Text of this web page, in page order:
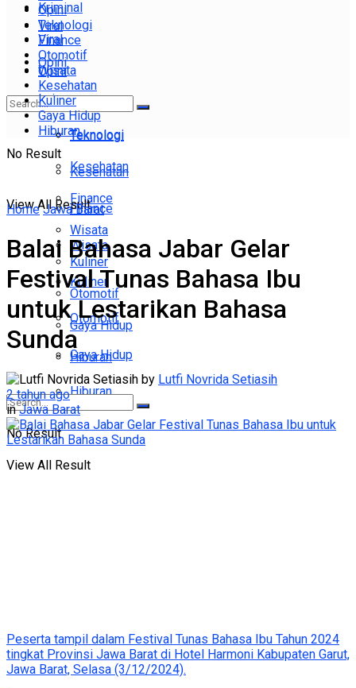
Viral
Opini
Lainnya
Teknologi
Kesehatan
Finance
Wisata
Kuliner
Otomotif
Gaya Hidup
Hiburan
Kriminal
Viral
Opini
Lainnya
Teknologi
Kesehatan
Finance
Wisata
Kuliner
Otomotif
Gaya Hidup
Hiburan
No Result
View All Result
No Result
View All Result
Opini
Teknologi
Finance
Otomotif
Wisata
Kesehatan
Kuliner
Gaya Hidup
Hiburan
Home Jawa Barat
Balai Bahasa Jabar Gelar
Festival Tunas Bahasa Ibu
untuk Lestarikan Bahasa
Sunda
by Lutfi Novrida Setiasih
2 tahun ago
in Jawa Barat
Peserta tampil dalam Festival Tunas Bahasa Ibu Tahun 2024
tingkat Provinsi Jawa Barat di Hotel Harmoni Kabupaten Garut,
Jawa Barat, Selasa (3/12/2024).